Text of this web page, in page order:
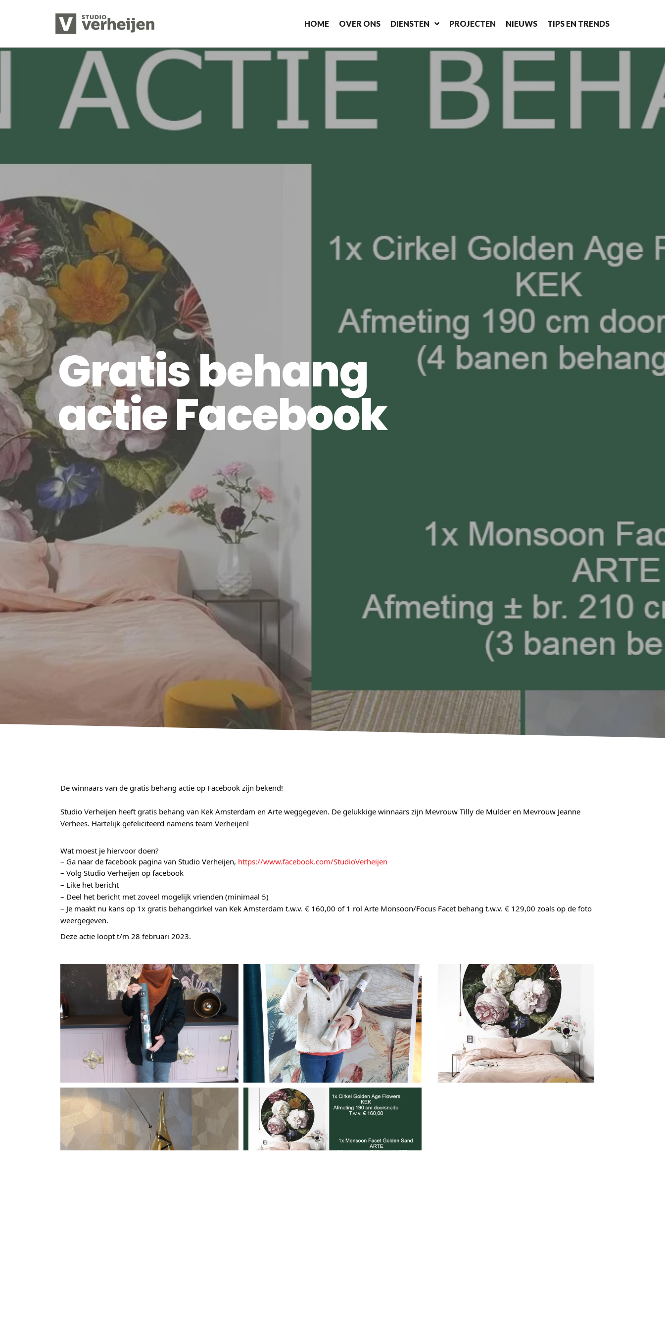
HOME OVER ONS DIENSTEN PROJECTEN NIEUWS TIPS EN TRENDS
Gratis behang
actie Facebook
De winnaars van de gratis behang actie op Facebook zijn bekend!
Studio Verheijen heeft gratis behang van Kek Amsterdam en Arte weggegeven. De gelukkige winnaars zijn Mevrouw Tilly de Mulder en Mevrouw Jeanne
Verhees. Hartelijk gefeliciteerd namens team Verheijen!
Wat moest je hiervoor doen?
– Ga naar de facebook pagina van Studio Verheijen, https://www.facebook.com/StudioVerheijen
– Volg Studio Verheijen op facebook
– Like het bericht
– Deel het bericht met zoveel mogelijk vrienden (minimaal 5)
– Je maakt nu kans op 1x gratis behangcirkel van Kek Amsterdam t.w.v. € 160,00 of 1 rol Arte Monsoon/Focus Facet behang t.w.v. € 129,00 zoals op de foto
weergegeven.
Deze actie loopt t/m 28 februari 2023.